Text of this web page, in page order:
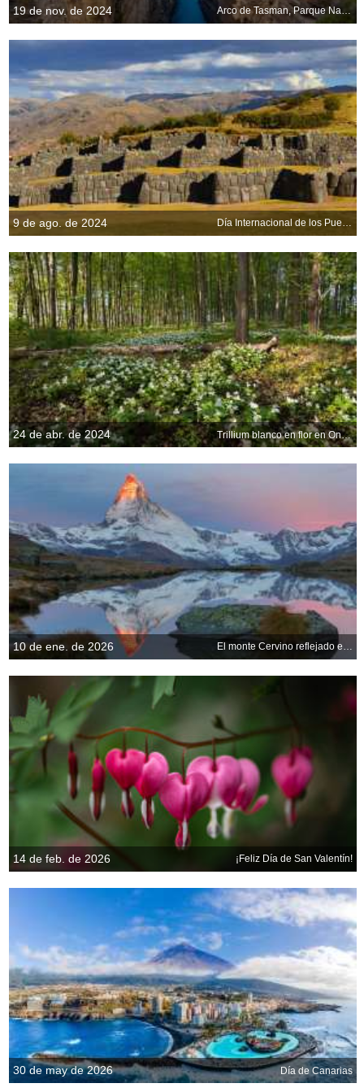
19 de nov. de 2024 Arco de Tasman, Parque Nacional de Tasmania, Tasmania, Australia
9 de ago. de 2024 Día Internacional de los Pueblos Indígenas del Mundo
24 de abr. de 2024 Trillium blanco en flor en Ontario, Canadá
10 de ene. de 2026 El monte Cervino reflejado en el lago Stellisee al amanecer, Zermatt, Suiza
14 de feb. de 2026 ¡Feliz Día de San Valentín!
30 de may de 2026 Día de Canarias